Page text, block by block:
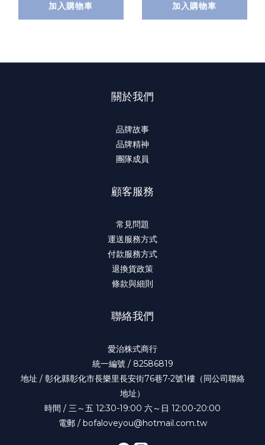
加入購物車 加入購物車
關於我們
品牌故事
品牌精神
團隊成員
顧客服務
常見問題
運送服務方式
付款服務方式
退換貨政策
條款與細則
聯絡我們
愛治株式商行
統一編號 / 82586819
地址 / 彰化縣彰化市長樂里長安街76巷7-2號1樓（同公司聯絡
地址）
時間 / 三～五 12:30-19:00 六～日 12:00-20:00
電郵 / bofaloveyou@hotmail.com.tw